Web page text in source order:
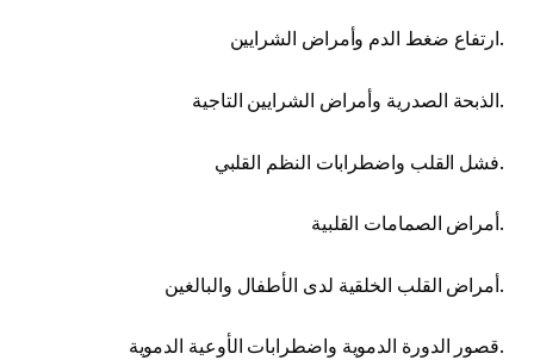
ارتفاع ضغط الدم وأمراض الشرايين.
الذبحة الصدرية وأمراض الشرايين التاجية.
فشل القلب واضطرابات النظم القلبي.
أمراض الصمامات القلبية.
أمراض القلب الخلقية لدى الأطفال والبالغين.
قصور الدورة الدموية واضطرابات الأوعية الدموية.